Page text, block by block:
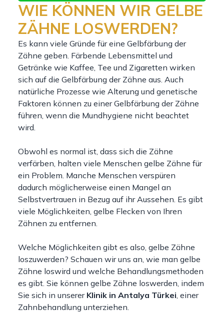
WIE KÖNNEN WIR GELBE
ZÄHNE LOSWERDEN?
Es kann viele Gründe für eine Gelbfärbung der
Zähne geben. Färbende Lebensmittel und
Getränke wie Kaffee, Tee und Zigaretten wirken
sich auf die Gelbfärbung der Zähne aus. Auch
natürliche Prozesse wie Alterung und genetische
Faktoren können zu einer Gelbfärbung der Zähne
führen, wenn die Mundhygiene nicht beachtet
wird.
Obwohl es normal ist, dass sich die Zähne
verfärben, halten viele Menschen gelbe Zähne für
ein Problem. Manche Menschen verspüren
dadurch möglicherweise einen Mangel an
Selbstvertrauen in Bezug auf ihr Aussehen. Es gibt
viele Möglichkeiten, gelbe Flecken von Ihren
Zähnen zu entfernen.
Welche Möglichkeiten gibt es also, gelbe Zähne
loszuwerden? Schauen wir uns an, wie man gelbe
Zähne loswird und welche Behandlungsmethoden
es gibt. Sie können gelbe Zähne loswerden, indem
Sie sich in unserer Klinik in Antalya Türkei , einer
Zahnbehandlung unterziehen.